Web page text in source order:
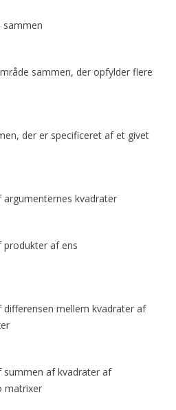
sammen, der opfylder flere
der er specificeret af et givet
kvadrater
produkter af ens
differensen mellem kvadrater af
summen af kvadrater af
matrixer